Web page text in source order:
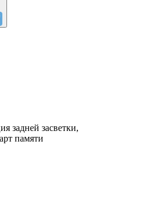
задней засветки,
памяти